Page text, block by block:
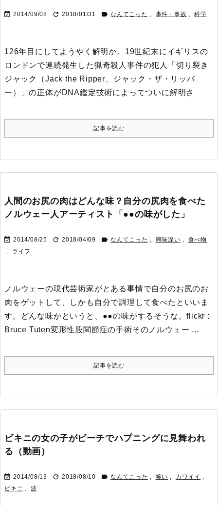
 2014/09/08  2018/01/31  なんてこった , 事件・事故 , 科学
126年目にしてようやく解明か。 19世紀末にイギリスの
ロンドンで連続発生した猟奇殺人事件の犯人「切り裂き
ジャック（Jack the Ripper、ジャック・ザ・リッパ
ー）」の正体がDNA鑑定技術によってついに解明さ
記事を読む
人間のお尻の肉はどんな味？自分の尻肉を食べた
ノルウェー人アーティスト「●●の味がした」
 2014/08/25  2018/04/09  なんてこった , 興味深い ,
食べ物
,
ライフ
ノルウェーの現代芸術家がとある事情で自分のお尻のお
肉をゲットして、しかも自分で調理して食べたといいま
す。どんな味かというと、●●の味がするそうな。flickr :
Bruce Tuten変形性股関節症の手術そのノルウェー ...
記事を読む
ビキニの女の子がビーチでハプニングに見舞われ
る（動画）
 2014/08/13  2018/08/10  なんてこった , 笑い , カワイイ ,
ビキニ , 波